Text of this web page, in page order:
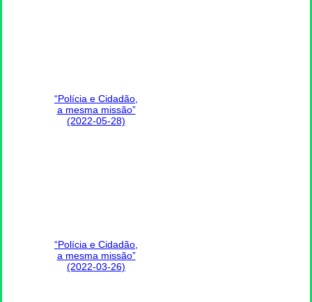
“Polícia e Cidadão,
a mesma missão”
(2022-05-28)
“Polícia e Cidadão,
a mesma missão”
(2022-03-26)